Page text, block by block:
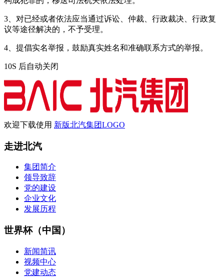
3、对已经或者依法应当通过诉讼、仲裁、行政裁决、行政复
议等途径解决的，不予受理。
4、提倡实名举报，鼓励真实姓名和准确联系方式的举报。
10S 后自动关闭
欢迎下载使用 新版北汽集团LOGO
走进北汽
集团简介
领导致辞
党的建设
企业文化
发展历程
世界杯（中国）
新闻简讯
视频中心
党建动态